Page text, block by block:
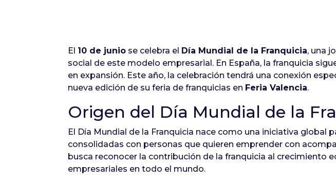
El 10 de junio se celebra el Día Mundial de la Franquicia, una
social de este modelo empresarial. En España, la franquicia
en expansión. Este año, la celebración tendrá una conexión
nueva edición de su feria de franquicias en Feria Valencia.
Origen del Día Mundial de la
El Día Mundial de la Franquicia nace como una iniciativa
consolidadas con personas que quieren emprender con
busca reconocer la contribución de la franquicia al crecimiento
empresariales en todo el mundo.